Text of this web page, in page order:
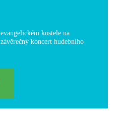
kostele na
koncert hudebního